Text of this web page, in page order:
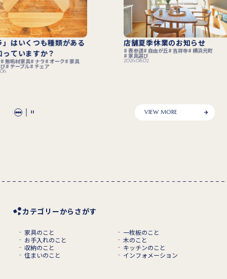
店舗夏季休業のお知らせ
表参道 自由が丘
家具選び
2026.08.02
「木組み製作」で無
強度はさらに高まる
VIEW MORE
カテゴリーからさがす
家具のこと
一枚板のこと
お手入れのこと
木のこと
収納のこと
キッチンのこと
住まいのこと
インフォメーション